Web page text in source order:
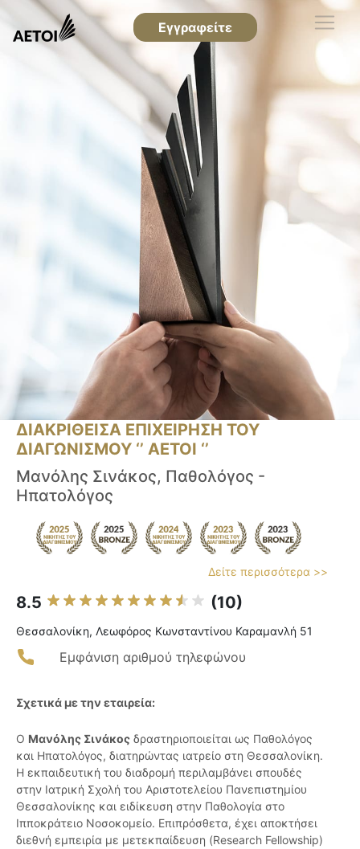
Εγγραφείτε
ΔΙΑΚΡΙΘΕΙΣΑ ΕΠΙΧΕΙΡΗΣΗ ΤΟΥ
ΔΙΑΓΩΝΙΣΜΟΥ ‘’ ΑΕΤΟΙ ‘’
Μανόλης Σινάκος, Παθολόγος -
Ηπατολόγος
Δείτε περισσότερα >>
8.5 (10)
Θεσσαλονίκη, Λεωφόρος Κωνσταντίνου Καραμανλή 51
Εμφάνιση αριθμού τηλεφώνου
Σχετικά με την εταιρεία:
Ο Μανόλης Σινάκος δραστηριοποιείται ως Παθολόγος
και Ηπατολόγος, διατηρώντας ιατρείο στη Θεσσαλονίκη.
Η εκπαιδευτική του διαδρομή περιλαμβάνει σπουδές
στην Ιατρική Σχολή του Αριστοτελείου Πανεπιστημίου
Θεσσαλονίκης και ειδίκευση στην Παθολογία στο
Ιπποκράτειο Νοσοκομείο. Επιπρόσθετα, έχει αποκτήσει
διεθνή εμπειρία με μετεκπαίδευση (Research Fellowship)